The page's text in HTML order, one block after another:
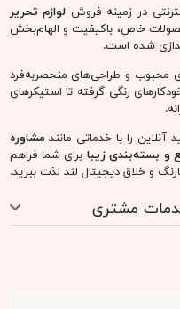
در زمینه فروش لوازم تحریر
خاص، باکیفیت و الهام‌بخش
شده است.
محبوب و طراحی‌های منحصربه‌فرد
رنگی گرفته تا استیکرهای
را با خدماتی مانندمشاوره
و بسته‌بندی زیبا برای شما فراهم
و خلاق دیجیتال لند لذت ببرید.
مشتری